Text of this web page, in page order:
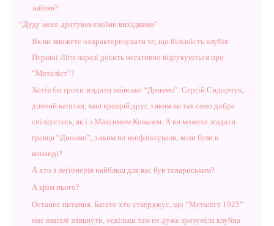
зайняв?
“Дуду мене дратував своїми вихідками”
Як ви зможете охарактеризувати те, що більшість клубів
Першої Ліги наразі досить негативно відгукуються про
“Металіст”?
Хотів би трохи згадати київське “Динамо”. Сергій Сидорчук,
діючий капітан, ваш кращий друг, з яким ви так само добре
спілкуєтесь, як і з Максимом Ковалем. А ви можете згадати
гравця “Динамо”, з яким ви конфліктували, коли були в
команді?
А хто з легіонерів найбльш для вас був товариським?
А крім нього?
Останнє питання. Багато хто стверджує, що “Металіст 1925”
має взагалі зникнути, оскільки там не дуже зрозуміла клубна